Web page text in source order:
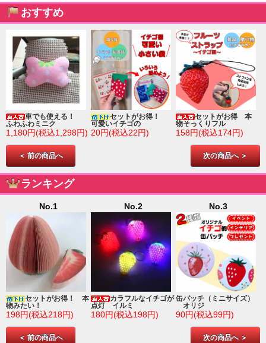
おすすめ
車でも使える！
ふわふわミニク
1,180円(税込1,298円)
セットがお得！
可愛いイチゴの
20円(税込22円)
セットがお得 本
物そっくりフル
158円(税込174円)
＜ 前の商品へ 次の商品へ ＞
ランキング
No.1
セットがお得！ 本
物みたい！
198円(税込218円)
No.2
カラフルなイチゴが
点灯 イルミ
180円(税込198円)
No.3
缶バッチ（ミニサイズ）
オリジ
90円(税込99円)
＜ 前の商品へ 次の商品へ ＞